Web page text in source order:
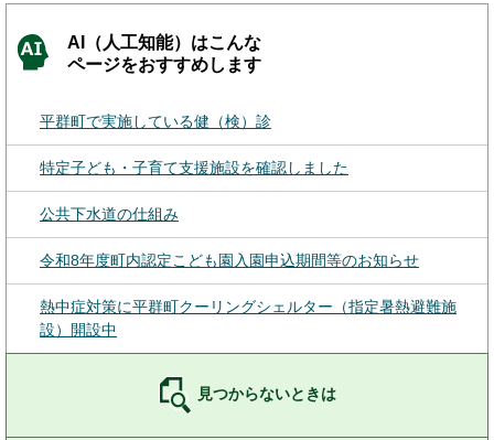
AI（人工知能）はこんな
ページをおすすめします
平群町で実施している健（検）診
特定子ども・子育て支援施設を確認しました
公共下水道の仕組み
令和8年度町内認定こども園入園申込期間等のお知らせ
熱中症対策に平群町クーリングシェルター（指定暑熱避難施
設）開設中
見つからないときは